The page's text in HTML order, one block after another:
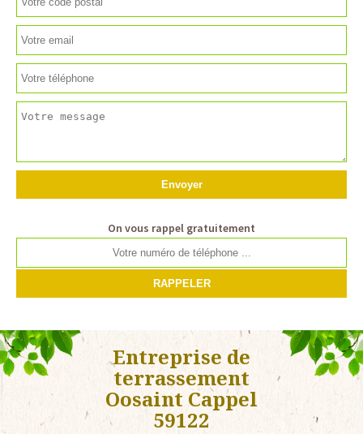
On vous rappel gratuitement
Entreprise de
terrassement
Oosaint Cappel
59122